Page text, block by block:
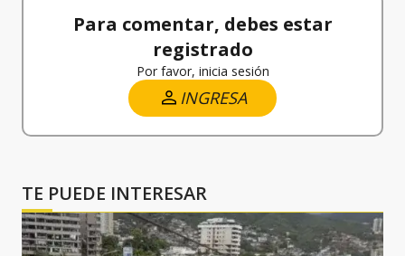
Para comentar, debes estar
registrado
Por favor, inicia sesión
INGRESA
TE PUEDE INTERESAR